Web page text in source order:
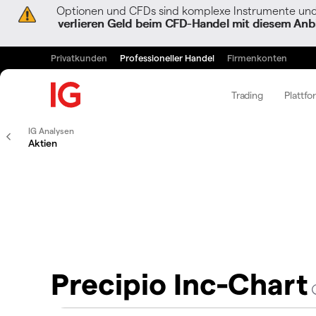
Optionen und CFDs sind komplexe Instrumente
verlieren Geld beim CFD-Handel mit diesem
Privatkunden Professioneller Handel Firmenkonten
Trading
IG Analysen
Aktien
Precipio Inc-Chart